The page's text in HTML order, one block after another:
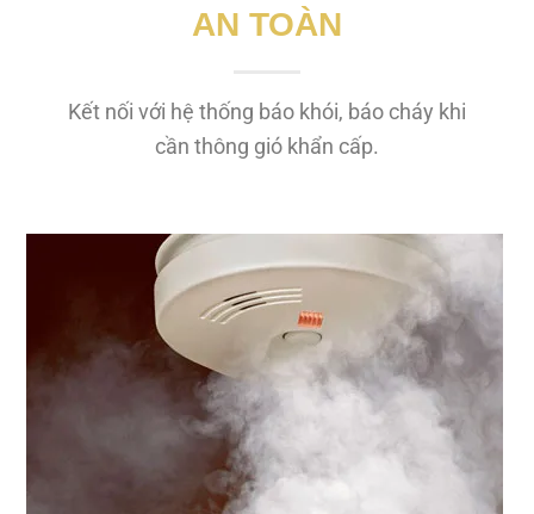
AN TOÀN
Kết nối với hệ thống báo khói, báo cháy khi
cần thông gió khẩn cấp.